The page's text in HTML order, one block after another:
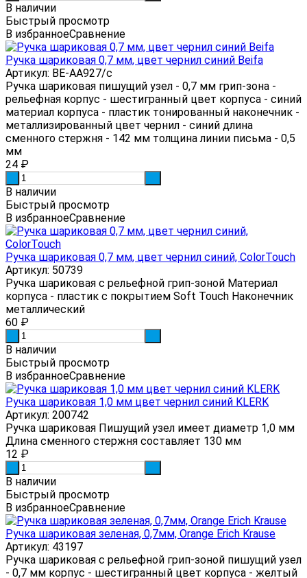
В наличии
Быстрый просмотр
В избранноеСравнение
Ручка шариковая 0,7 мм, цвет чернил синий Beifa
Артикул: BE-AA927/c
Ручка шариковая пишущий узел - 0,7 мм грип-зона -
рельефная корпус - шестигранный цвет корпуса - синий
материал корпуса - пластик тонированный наконечник -
металлизированный цвет чернил - синий длина
сменного стержня - 142 мм толщина линии письма - 0,5
мм
24 ₽
В наличии
Быстрый просмотр
В избранноеСравнение
Ручка шариковая 0,7 мм, цвет чернил синий, ColorTouch
Артикул: 50739
Ручка шариковая с рельефной грип-зоной Материал
корпуса - пластик с покрытием Soft Touch Наконечник
металлический
60 ₽
В наличии
Быстрый просмотр
В избранноеСравнение
Ручка шариковая 1,0 мм цвет чернил синий KLERK
Артикул: 200742
Ручка шариковая Пишущий узел имеет диаметр 1,0 мм
Длина сменного стержня составляет 130 мм
12 ₽
В наличии
Быстрый просмотр
В избранноеСравнение
Ручка шариковая зеленая, 0,7мм, Orange Erich Krause
Артикул: 43197
Ручка шариковая с рельефной грип-зоной пишущий узел
- 0,7 мм корпус - шестигранный цвет корпуса - желтый